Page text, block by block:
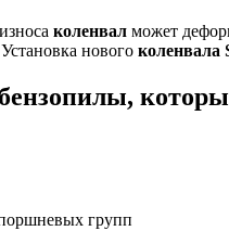
коленвал может
нового коленвала
групп